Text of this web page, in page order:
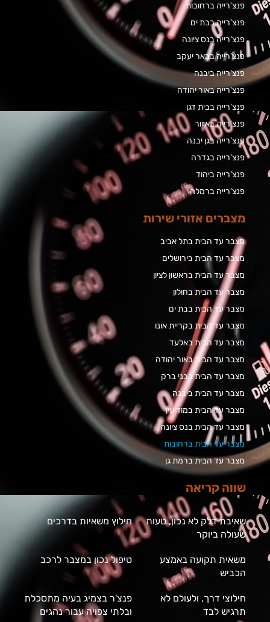
פנצ'רייה ברחובות
פנצ'רייה בבת ים
פנצ'רייה בנס ציונה
פנצ'רייה בבאר יעקב
פנצ'רייה ביבנה
פנצ'רייה באור יהודה
פנצ'רייה בבית דגן
פנצ'רייה באזור
פנצ'רייה בגן יבנה
פנצ'רייה בגדרה
פנצ'רייה ביהוד
פנצ'רייה ברמלה
מצברים אזורי שירות
מצבר עד הבית בתל אביב
מצבר עד הבית בירושלים
מצבר עד הבית בראשון לציון
מצבר עד הבית בחולון
מצבר עד הבית בבת ים
מצבר עד הבית בקריית אונו
מצבר עד הבית באלעד
מצבר עד הבית באור יהודה
מצבר עד הבית בבני ברק
מצבר עד הבית ביבנה
מצבר עד הבית במודיעין
מצבר עד הבית בנס ציונה
מצבר עד הבית ברחובות
מצבר עד הבית ברמת גן
שווה קריאה
שאיבת דלק לא נכון, טעות
שעולה ביוקר
חילוץ משאיות בדרכים
משאית תקועה באמצע
הכביש
טיפול נכון במצבר לרכב
חילוצי דרך, ולעולם לא
תרגיש לבד
פנצ'ר בצמיג בעיה מתסכלת
ובלתי צפויה עבור נהגים